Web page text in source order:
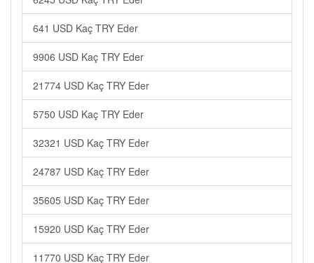
641 USD Kaç TRY Eder
9906 USD Kaç TRY Eder
21774 USD Kaç TRY Eder
5750 USD Kaç TRY Eder
32321 USD Kaç TRY Eder
24787 USD Kaç TRY Eder
35605 USD Kaç TRY Eder
15920 USD Kaç TRY Eder
11770 USD Kaç TRY Eder